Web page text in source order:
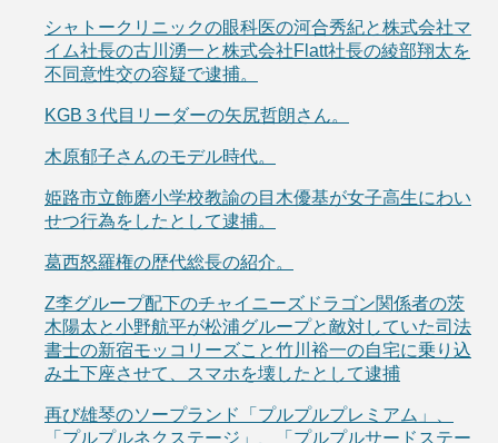
シャトークリニックの眼科医の河合秀紀と株式会社マ
イム社長の古川湧一と株式会社Flatt社長の綾部翔太を
不同意性交の容疑で逮捕。
KGB３代目リーダーの矢尻哲朗さん。
木原郁子さんのモデル時代。
姫路市立飾磨小学校教諭の目木優基が女子高生にわい
せつ行為をしたとして逮捕。
葛西怒羅権の歴代総長の紹介。
Z李グループ配下のチャイニーズドラゴン関係者の茨
木陽太と小野航平が松浦グループと敵対していた司法
書士の新宿モッコリーズこと竹川裕一の自宅に乗り込
み土下座させて、スマホを壊したとして逮捕
再び雄琴のソープランド「プルプルプレミアム」、
「プルプルネクステージ」、「プルプルサードステー